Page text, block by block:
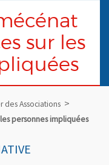
sur les
des Associations
personnes impliquées